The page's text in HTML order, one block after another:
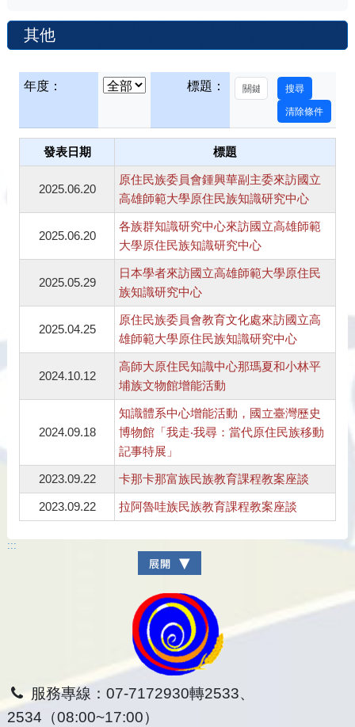
其他
年度： 標題：
發表日期 標題
2025.06.20
原住民族委員會鍾興華副主委來訪國立
高雄師範大學原住民族知識研究中心
2025.06.20
各族群知識研究中心來訪國立高雄師範
大學原住民族知識研究中心
2025.05.29
日本學者來訪國立高雄師範大學原住民
族知識研究中心
2025.04.25
原住民族委員會教育文化處來訪國立高
雄師範大學原住民族知識研究中心
2024.10.12
高師大原住民知識中心那瑪夏和小林平
埔族文物館增能活動
2024.09.18
知識體系中心增能活動，國立臺灣歷史
博物館「我走‧我尋：當代原住民族移動
記事特展」
2023.09.22 卡那卡那富族民族教育課程教案座談
2023.09.22 拉阿魯哇族民族教育課程教案座談
:::
服務專線：07-7172930轉2533、
2534（08:00~17:00）